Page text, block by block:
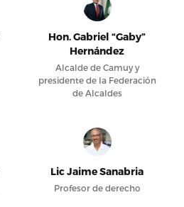
Hon. Gabriel “Gaby”
Hernández
Alcalde de Camuy y
presidente de la Federación
de Alcaldes
Lic Jaime Sanabria
Profesor de derecho